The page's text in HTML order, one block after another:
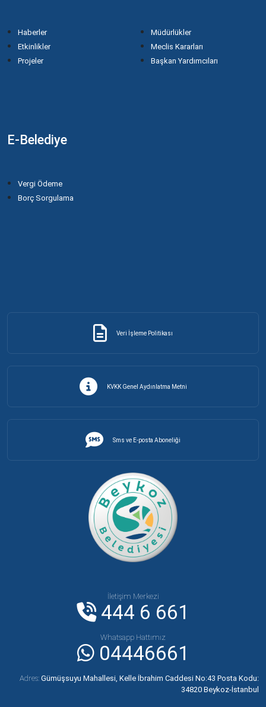
Haberler
Etkinlikler
Projeler
Müdürlükler
Meclis Kararları
Başkan Yardımcıları
E-Belediye
Vergi Ödeme
Borç Sorgulama
Veri İşleme Politikası
KVKK Genel Aydınlatma Metni
Sms ve E-posta Aboneliği
İletişim Merkezi
444 6 661
Whatsapp Hattımız
04446661
Adres: Gümüşsuyu Mahallesi, Kelle İbrahim Caddesi No:43 Posta Kodu:
34820 Beykoz-İstanbul